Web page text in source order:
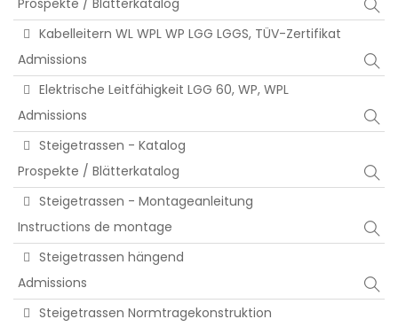
Kabelleitern WL WPL WP LGG LGGS, TÜV-Zertifikat
Admissions
Elektrische Leitfähigkeit LGG 60, WP, WPL
Admissions
Steigetrassen - Katalog
Prospekte / Blätterkatalog
Steigetrassen - Montageanleitung
Instructions de montage
Steigetrassen hängend
Admissions
Steigetrassen Normtragekonstruktion